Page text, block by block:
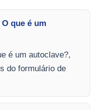
que é um
é um autoclave?,
do formulário de